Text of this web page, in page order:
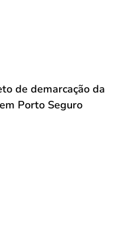
de demarcação da
Porto Seguro